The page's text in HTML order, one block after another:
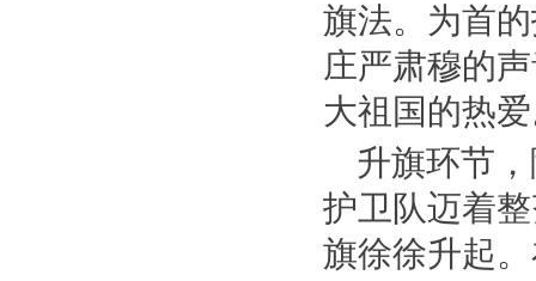
旗法。为首
庄严肃穆的
大祖国的热
升旗环节
护卫队迈着
旗徐徐升起